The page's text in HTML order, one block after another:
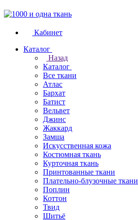
Кабинет
Каталог
Назад
Каталог
Все ткани
Атлас
Бархат
Батист
Вельвет
Джинс
Жаккард
Замша
Искусственная кожа
Костюмная ткань
Курточная ткань
Принтованные ткани
Плательно-блузочные ткани
Поплин
Коттон
Твид
Шитьё